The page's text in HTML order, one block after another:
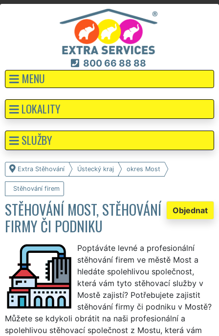
800 66 88 88
MENU
Extra Stěhování Ústecký kraj okres Most
Stěhování firem
Objednat
STĚHOVÁNÍ MOST, STĚHOVÁNÍ
FIRMY ČI PODNIKU
Poptáváte levné a profesionální
stěhování firem ve městě Most a
hledáte spolehlivou společnost,
která vám tyto stěhovací služby v
Mostě zajistí? Potřebujete zajistit
stěhování firmy či podniku v Mostě?
Můžete se kdykoli obrátit na naši profesionální a
spolehlivou stěhovací společnost z Mostu, která vám
LOKALITY
SLUŽBY